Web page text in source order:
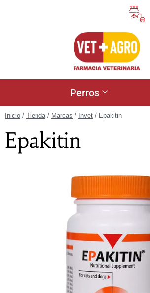
Perros
Inicio / Tienda/ Marcas / Invet / Epakitin
Epakitin